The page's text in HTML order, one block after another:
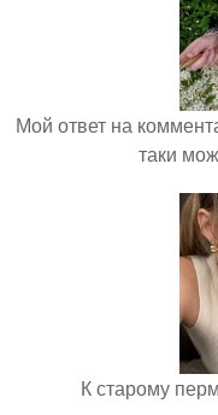
Мой ответ на
таки
К старому